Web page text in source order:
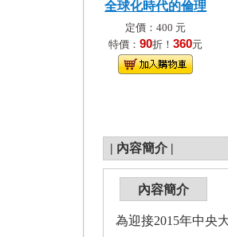
全球化時代的倫理
定價：400 元
特價： 90折！ 360元
| 內容簡介 |
內容簡介
為迎接2015年中央